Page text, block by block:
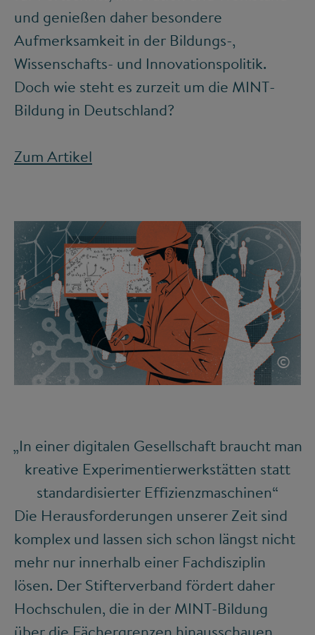
und genießen daher besondere
Aufmerksamkeit in der Bildungs-,
Wissenschafts- und Innovationspolitik.
Doch wie steht es zurzeit um die MINT-
Bildung in Deutschland?
Zum Artikel
©
„In einer digitalen Gesellschaft braucht man
kreative Experimentierwerkstätten statt
standardisierter Effizienzmaschinen“
Die Herausforderungen unserer Zeit sind
komplex und lassen sich schon längst nicht
mehr nur innerhalb einer Fachdisziplin
lösen. Der Stifterverband fördert daher
Hochschulen, die in der MINT-Bildung